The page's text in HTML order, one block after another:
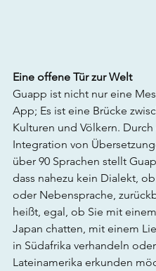
Eine offene Tür zur Welt
Guapp ist nicht nur eine
App; Es ist eine Brücke
Kulturen und Völkern. Durch
Integration von
über 90 Sprachen stellt
dass nahezu kein Dialekt,
oder Nebensprache,
heißt, egal, ob Sie mit
Japan chatten, mit einem
in Südafrika verhandeln
Lateinamerika erkunden